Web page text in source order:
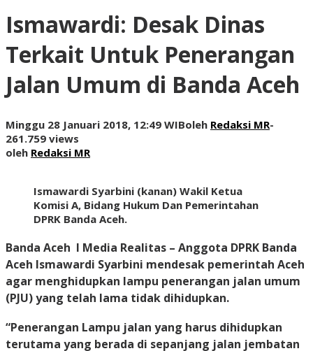
Ismawardi: Desak Dinas
Terkait Untuk Penerangan
Jalan Umum di Banda Aceh
Minggu 28 Januari 2018, 12:49 WIBoleh Redaksi MR-
261.759 views
oleh Redaksi MR
Ismawardi Syarbini (kanan) Wakil Ketua
Komisi A, Bidang Hukum Dan Pemerintahan
DPRK Banda Aceh.
Banda Aceh I Media Realitas – Anggota DPRK Banda
Aceh Ismawardi Syarbini mendesak pemerintah Aceh
agar menghidupkan lampu penerangan jalan umum
(PJU) yang telah lama tidak dihidupkan.
“Penerangan Lampu jalan yang harus dihidupkan
terutama yang berada di sepanjang jalan jembatan